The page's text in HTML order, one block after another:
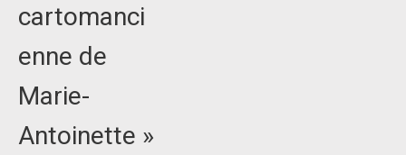
cartomanci
enne de
Marie-
Antoinette »